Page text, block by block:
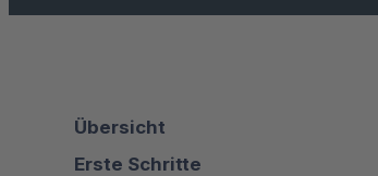
Übersicht
Erste Schritte